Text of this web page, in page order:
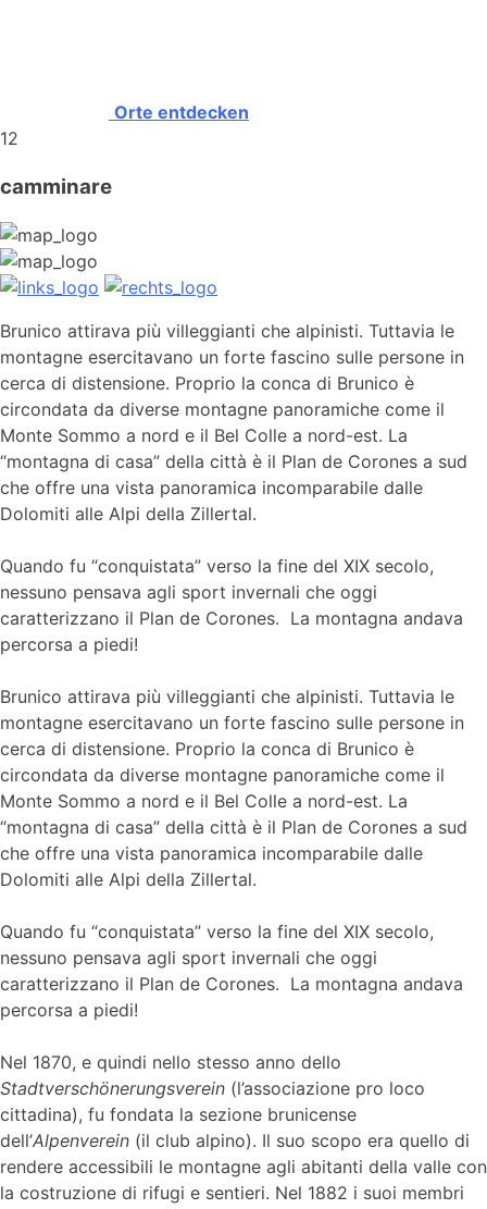
Orte entdecken
12
camminare
Brunico attirava più villeggianti che alpinisti. Tuttavia le
montagne esercitavano un forte fascino sulle persone in
cerca di distensione. Proprio la conca di Brunico è
circondata da diverse montagne panoramiche come il
Monte Sommo a nord e il Bel Colle a nord-est. La
“montagna di casa” della città è il Plan de Corones a sud
che offre una vista panoramica incomparabile dalle
Dolomiti alle Alpi della Zillertal.
Quando fu “conquistata” verso la fine del XIX secolo,
nessuno pensava agli sport invernali che oggi
caratterizzano il Plan de Corones. La montagna andava
percorsa a piedi!
Brunico attirava più villeggianti che alpinisti. Tuttavia le
montagne esercitavano un forte fascino sulle persone in
cerca di distensione. Proprio la conca di Brunico è
circondata da diverse montagne panoramiche come il
Monte Sommo a nord e il Bel Colle a nord-est. La
“montagna di casa” della città è il Plan de Corones a sud
che offre una vista panoramica incomparabile dalle
Dolomiti alle Alpi della Zillertal.
Quando fu “conquistata” verso la fine del XIX secolo,
nessuno pensava agli sport invernali che oggi
caratterizzano il Plan de Corones. La montagna andava
percorsa a piedi!
Nel 1870, e quindi nello stesso anno dello
Stadtverschönerungsverein (l’associazione pro loco
cittadina), fu fondata la sezione brunicense
dell’Alpenverein (il club alpino). Il suo scopo era quello di
rendere accessibili le montagne agli abitanti della valle con
la costruzione di rifugi e sentieri. Nel 1882 i suoi membri